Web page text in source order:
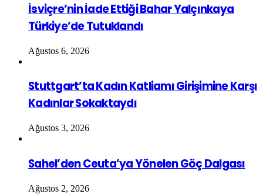
İsviçre’nin İade Ettiği Bahar Yalçınkaya
Türkiye’de Tutuklandı
Ağustos 6, 2026
Stuttgart’ta Kadın Katliamı Girişimine Karşı
Kadınlar Sokaktaydı
Ağustos 3, 2026
Sahel’den Ceuta’ya Yönelen Göç Dalgası
Ağustos 2, 2026